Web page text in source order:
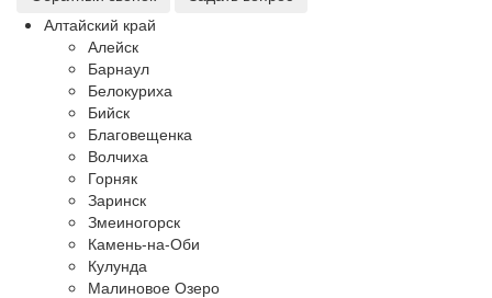
Алтайский край
Алейск
Барнаул
Белокуриха
Бийск
Благовещенка
Волчиха
Горняк
Заринск
Змеиногорск
Камень-на-Оби
Кулунда
Малиновое Озеро